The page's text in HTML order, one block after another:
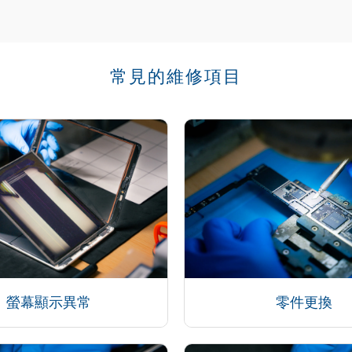
常見的維修項目
螢幕顯示異常 零件更換